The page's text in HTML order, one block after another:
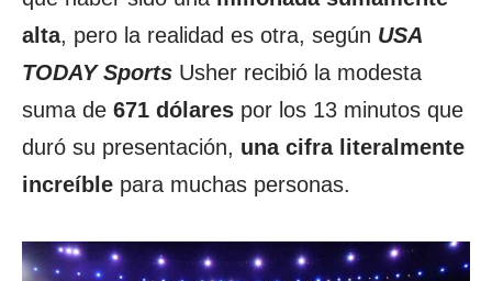
alta, pero la realidad es otra, según USA
TODAY Sports Usher recibió la modesta
suma de 671 dólares por los 13 minutos que
duró su presentación, una cifra literalmente
increíble para muchas personas.